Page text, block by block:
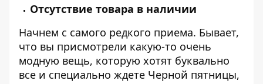
Отсутствие товара в наличии
Начнем с самого редкого приема. Бывает,
что вы присмотрели какую-то очень
модную вещь, которую хотят буквально
все и специально ждете Черной пятницы,